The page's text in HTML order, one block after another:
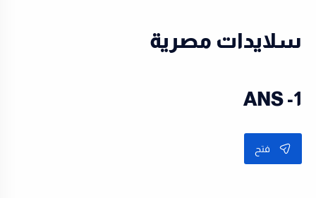
سلايدات مصرية
1- ANS
فتح